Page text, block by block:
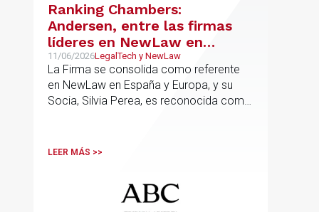
Ranking Chambers:
Andersen, entre las firmas
líderes en NewLaw en
España y Europa
11/06/2026LegalTech y NewLaw
La Firma se consolida como referente
en NewLaw en España y Europa, y su
Socia, Silvia Perea, es reconocida como
LEER MÁS >>